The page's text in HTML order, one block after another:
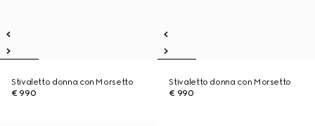
Stivaletto donna con Morsetto
€ 990
Stivaletto donna con Morsetto
€ 990